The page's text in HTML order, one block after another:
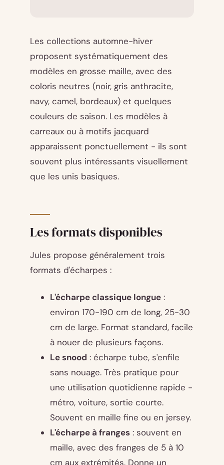
Les collections automne-hiver
proposent systématiquement des
modèles en grosse maille, avec des
coloris neutres (noir, gris anthracite,
navy, camel, bordeaux) et quelques
couleurs de saison. Les modèles à
carreaux ou à motifs jacquard
apparaissent ponctuellement - ils sont
souvent plus intéressants visuellement
que les unis basiques.
Les formats disponibles
Jules propose généralement trois
formats d'écharpes :
L'écharpe classique longue :
environ 170-190 cm de long, 25-30
cm de large. Format standard, facile
à nouer de plusieurs façons.
Le snood : écharpe tube, s'enfile
sans nouage. Très pratique pour
une utilisation quotidienne rapide -
métro, voiture, sortie courte.
Souvent en maille fine ou en jersey.
L'écharpe à franges : souvent en
maille, avec des franges de 5 à 10
cm aux extrémités. Donne un